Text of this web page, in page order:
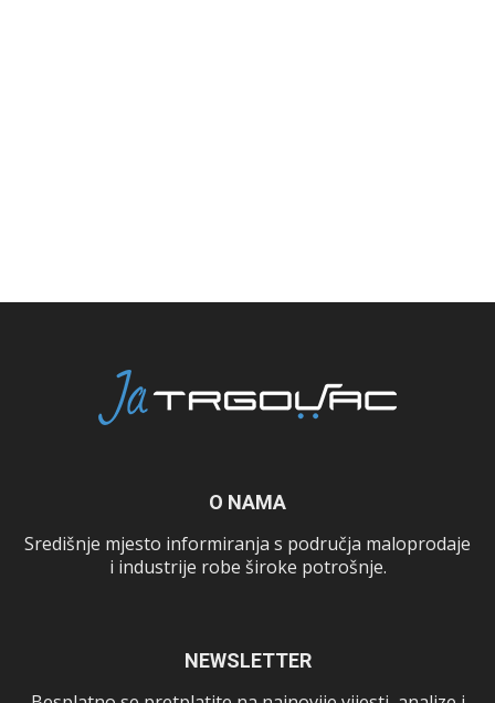
O NAMA
Središnje mjesto informiranja s područja maloprodaje
i industrije robe široke potrošnje.
NEWSLETTER